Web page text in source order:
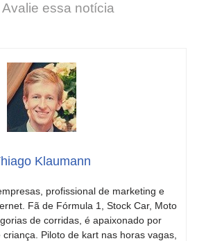
de emoção
Avalie essa notícia
Klaumann
profissional de marketing e
Fã de Fórmula 1, Stock Car, Moto
de corridas, é apaixonado por
Piloto de kart nas horas vagas,